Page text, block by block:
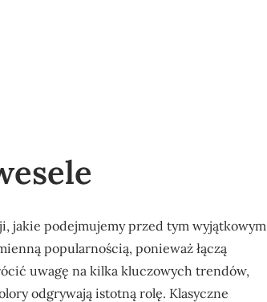
jakie podejmujemy przed tym wyjątkowym
popularnością, ponieważ łączą
uwagę na kilka kluczowych trendów,
odgrywają istotną rolę. Klasyczne